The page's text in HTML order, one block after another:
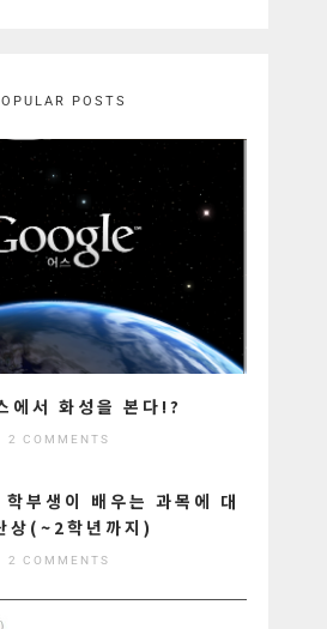
POSTS
에서 화성을 본다!?
2 COMMENTS
부생이 배우는 과목에 대
상(~2학년까지)
2 COMMENTS